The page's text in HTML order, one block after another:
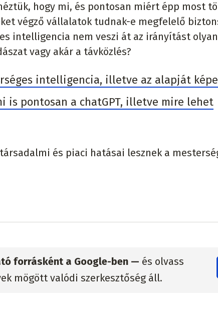
hogy mi, és pontosan miért épp most
végző vállalatok tudnak-e megfelelő
intelligencia nem veszi át az irányítást olyan
vagy akár a távközlés?
intelligencia, illetve az alapját
pontosan a chatGPT, illetve mire lehet
és piaci hatásai lesznek a
forrásként a Google-ben — és olvass
mögött valódi szerkesztőség áll.